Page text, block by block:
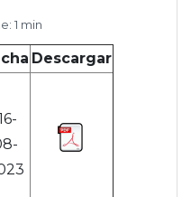
1 min
Descargar